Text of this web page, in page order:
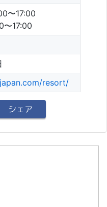
〜17:00
〜17:00
resort/
シェア